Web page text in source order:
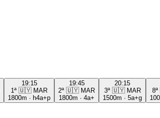
19:15
1ª 🇺🇾 MAR
1800m · h4a+p
19:45
2ª 🇺🇾 MAR
1800m · 4a+
20:15
3ª 🇺🇾 MAR
1500m · 5a+g
8ª